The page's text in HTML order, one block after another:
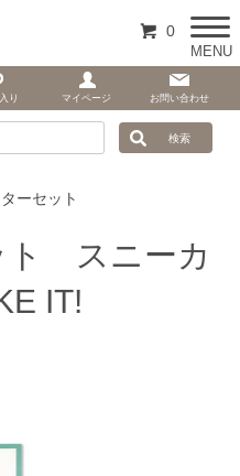
ーセット
ト スニーカ
IT!
0
MENU
り マイページ お問い合わせ